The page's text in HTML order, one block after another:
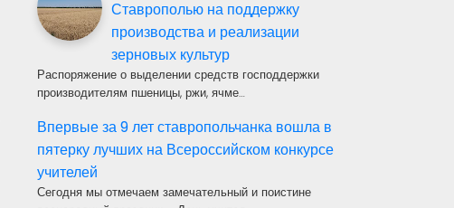
Ставрополью на поддержку
производства и реализации
зерновых культур
Распоряжение о выделении средств господдержки
производителям пшеницы, ржи, ячме…
Впервые за 9 лет ставропольчанка вошла в
пятерку лучших на Всероссийском конкурсе
учителей
Сегодня мы отмечаем замечательный и поистине